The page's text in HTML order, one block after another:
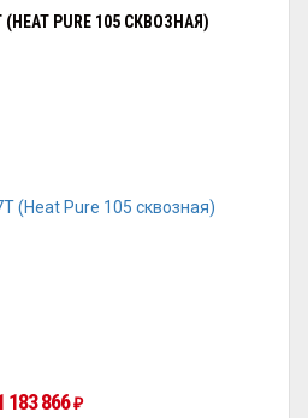
(HEAT PURE 105 СКВОЗНАЯ)
183 866 ₽